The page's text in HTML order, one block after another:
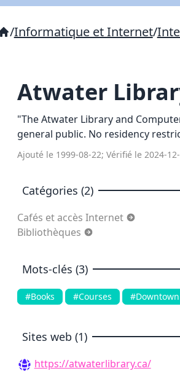
/Informatique et Internet/
Atwater
"The Atwater Library and
general public. No residency
Ajouté le 1999-08-22; Vérifié le 2024-
Catégories (2)
Cafés et accès Internet
Bibliothèques
Mots-clés (3)
#Books #Courses #Downtown
Sites web (1)
https://atwaterlibrary.ca/
Lien vers